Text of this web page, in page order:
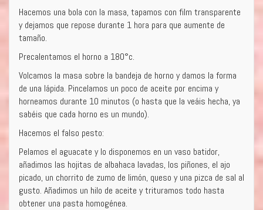
Hacemos una bola con la masa, tapamos con film transparente
y dejamos que repose durante 1 hora para que aumente de
tamaño.
Precalentamos el horno a 180°c.
Volcamos la masa sobre la bandeja de horno y damos la forma
de una lápida. Pincelamos un poco de aceite por encima y
horneamos durante 10 minutos (o hasta que la veáis hecha, ya
sabéis que cada horno es un mundo).
Hacemos el falso pesto:
Pelamos el aguacate y lo disponemos en un vaso batidor,
añadimos las hojitas de albahaca lavadas, los piñones, el ajo
picado, un chorrito de zumo de limón, queso y una pizca de sal al
gusto. Añadimos un hilo de aceite y trituramos todo hasta
obtener una pasta homogénea.